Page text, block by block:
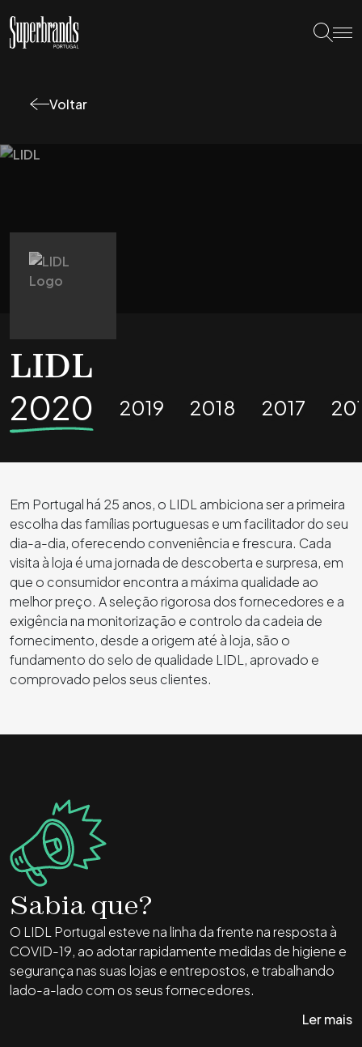
Voltar
LIDL
2020 2019 2018 2017
Em Portugal há 25 anos, o LIDL ambiciona ser a primeira
escolha das famílias portuguesas e um facilitador do seu
dia-a-dia, oferecendo conveniência e frescura. Cada
visita à loja é uma jornada de descoberta e surpresa, em
que o consumidor encontra a máxima qualidade ao
melhor preço. A seleção rigorosa dos fornecedores e a
exigência na monitorização e controlo da cadeia de
fornecimento, desde a origem até à loja, são o
fundamento do selo de qualidade LIDL, aprovado e
comprovado pelos seus clientes.
Sabia que?
O LIDL Portugal esteve na linha da frente na resposta à
COVID-19, ao adotar rapidamente medidas de higiene e
segurança nas suas lojas e entrepostos, e trabalhando
lado-a-lado com os seus fornecedores.
Ler mais